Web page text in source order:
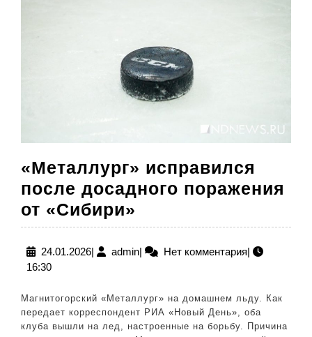
«Металлург» исправился
после досадного поражения
от «Сибири»
исправился
после
поражения
от
24.01.202624.01.2026
| adminadmin
| Нет комментария|
16:30
Магнитогорский «Металлург» на домашнем льду. Как
передает корреспондент РИА «Новый День», оба
клуба вышли на лед, настроенные на борьбу. Причина